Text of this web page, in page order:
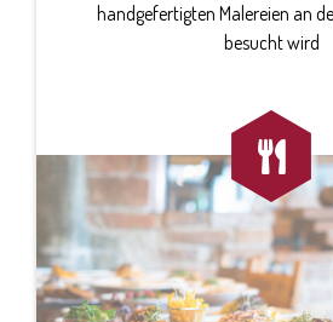
handgefertigten Malereien an
besucht wird
